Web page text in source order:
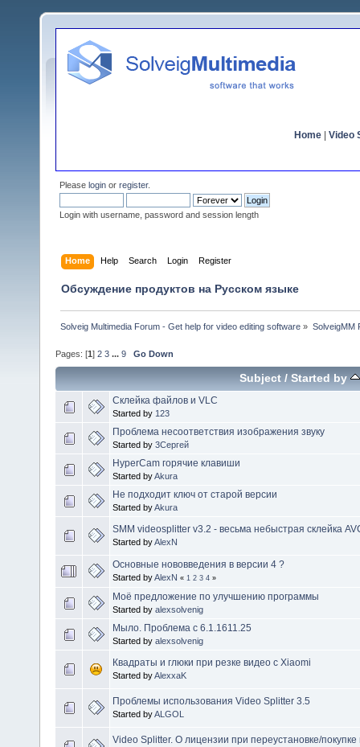
Home Video
Please login or register.
Login with username, password and session length
Home Help Search Login Register
Обсуждение продуктов на Русском языке
Solveig Multimedia Forum - Get help for video editing software » SolveigMM
Pages: [1 ] 2 3 ... 9 Go Down
Subject/ Started by
Склейка файлов и VLC
Started by 123
Проблема несоответствия изображения звуку
Started by 3Сергей
HyperCam горячие клавиши
Started byAkura
Не подходит ключ от старой версии
Started byAkura
SMM videosplitter v3.2 - весьма небыстрая склейка
Started byAlexN
Основные нововведения в версии 4 ?
Started byAlexN « 1 2 3 4 »
Моё предложение по улучшению программы
Started by alexsolvenig
Мыло. Проблема с 6.1.1611.25
Started by alexsolvenig
Квадраты и глюки при резке видео с Xiaomi
Started byAlexxaK
Проблемы использования Video Splitter 3.5
Started byALGOL
Video Splitter. О лицензии при переустановке/